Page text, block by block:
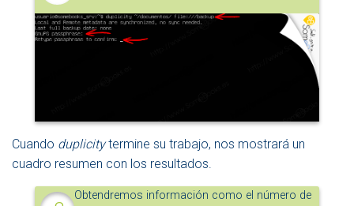
Cuando duplicitytermine su trabajo, nos mostrará un
cuadro resumen con los resultados.
Obtendremos información como el número de